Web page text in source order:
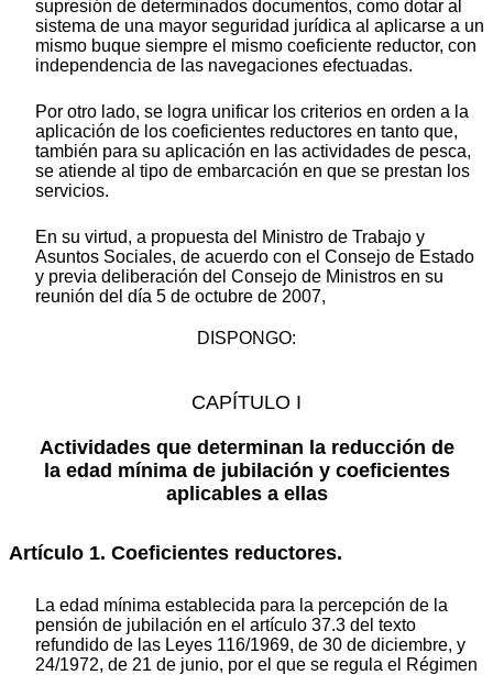
supresión de determinados documentos, como dotar al
sistema de una mayor seguridad jurídica al aplicarse a un
mismo buque siempre el mismo coeficiente reductor, con
independencia de las navegaciones efectuadas.
Por otro lado, se logra unificar los criterios en orden a la
aplicación de los coeficientes reductores en tanto que,
también para su aplicación en las actividades de pesca,
se atiende al tipo de embarcación en que se prestan los
servicios.
En su virtud, a propuesta del Ministro de Trabajo y
Asuntos Sociales, de acuerdo con el Consejo de Estado
y previa deliberación del Consejo de Ministros en su
reunión del día 5 de octubre de 2007,
DISPONGO:
CAPÍTULO I
Actividades que determinan la reducción de
la edad mínima de jubilación y coeficientes
aplicables a ellas
Artículo 1. Coeficientes reductores.
La edad mínima establecida para la percepción de la
pensión de jubilación en el artículo 37.3 del texto
refundido de las Leyes 116/1969, de 30 de diciembre, y
24/1972, de 21 de junio, por el que se regula el Régimen